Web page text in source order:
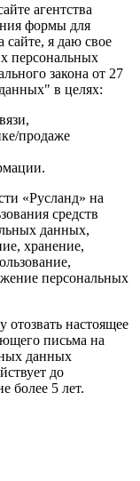
агентства
формы для
сайте, я даю свое
персональных
закона от 27
в целях:
продаже
«Русланд» на
средств
данных,
хранение,
персональных
настоящее
письма на
данных
до
более 5 лет.